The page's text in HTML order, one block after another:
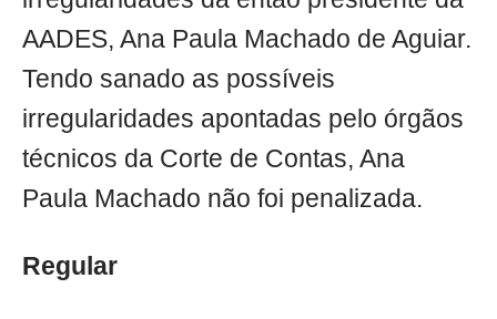
AADES, Ana Paula Machado de Aguiar.
Tendo sanado as possíveis
irregularidades apontadas pelo órgãos
técnicos da Corte de Contas, Ana
Paula Machado não foi penalizada.
Regular